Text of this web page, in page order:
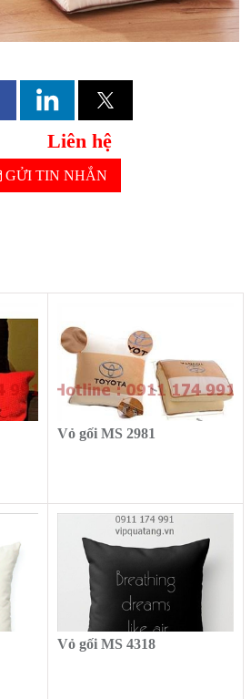
Liên hệ
GỬI TIN NHẮN
Vỏ gối MS 2981
Vỏ gối MS 4318